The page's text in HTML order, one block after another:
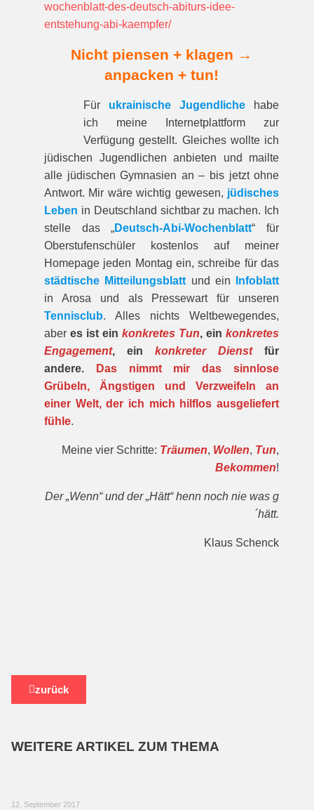
wochenblatt-des-deutsch-abiturs-idee-
entstehung-abi-kaempfer/
Nicht piensen + klagen →
anpacken + tun!
Für ukrainische Jugendliche habe
ich meine Internetplattform zur
Verfügung gestellt. Gleiches wollte ich
jüdischen Jugendlichen anbieten und mailte
alle jüdischen Gymnasien an – bis jetzt ohne
Antwort. Mir wäre wichtig gewesen, jüdisches
Leben in Deutschland sichtbar zu machen. Ich
stelle das „Deutsch-Abi-Wochenblatt“ für
Oberstufenschüler kostenlos auf meiner
Homepage jeden Montag ein, schreibe für das
städtische Mitteilungsblatt und ein
Infoblatt
in Arosa und als Pressewart für unseren
Tennisclub. Alles nichts Weltbewegendes,
aberes ist einkonkretes Tun, einkonkretes
Engagement, einkonkreter Dienstfür
andere.
Das nimmt mir das sinnlose
Grübeln, Ängstigen und Verzweifeln an
einer Welt, der ich mich hilflos ausgeliefert
fühle.
Meine vier Schritte: Träumen, Wollen, Tun,
Bekommen!
Der „Wenn“ und der „Hätt“ henn noch nie was g
´hätt.
Klaus Schenck
zurück
WEITERE ARTIKEL ZUM THEMA
12. September 2017